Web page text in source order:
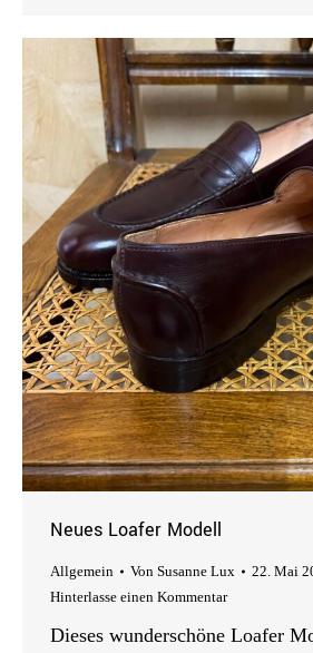
Neues Loafer Modell
Allgemein Von Susanne Lux
22. Mai
Hinterlasse einen Kommentar
Dieses wunderschöne Loafer